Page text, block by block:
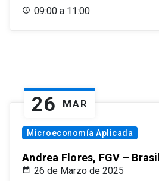
09:00 a 11:00
26 MAR
Microeconomía Aplicada
Andrea Flores, FGV – Brasil
26 de Marzo de 2025